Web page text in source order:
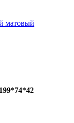
матовый
199*74*42